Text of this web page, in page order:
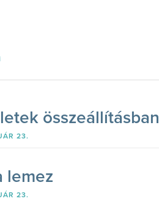
összeállításban
23.
lemez
23.